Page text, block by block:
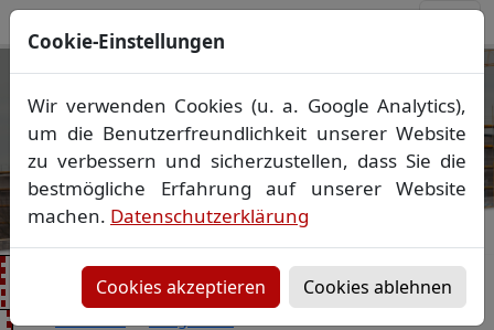
Ihr Vermessungsbüro in
Mecklenburg-Vorpommern
Wir vermessen Ihr Grundstück
Lageplan Absteckung▪Bauvermessung ▪
Gebäudeeinmessung
Grenzfeststellung▪Amtliche Auskünfte und
Vorheriges Bild
Cookie-Einstellungen
Wir verwenden Cookies (u. a. Google Analytics),
um die Benutzerfreundlichkeit unserer Website
zu verbessern und sicherzustellen, dass Sie die
bestmögliche Erfahrung auf unserer Website
machen. Datenschutzerklärung
Cookies akzeptieren Cookies ablehnen